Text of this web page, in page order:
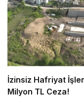
İzinsiz Hafriyat
Milyon TL Ceza!